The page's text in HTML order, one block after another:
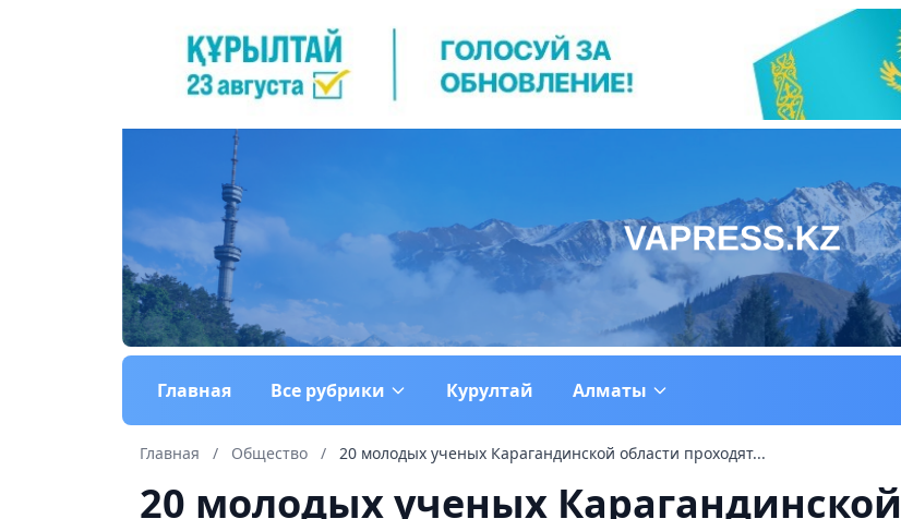
Главная Все рубрики Курултай Алматы
Главная / Общество / 20 молодых ученых Карагандинской области проходят...
20 молодых ученых Карагандинской